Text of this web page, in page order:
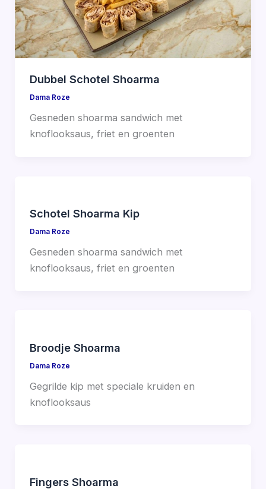
Dubbel Schotel Shoarma
Dama Roze
Gesneden shoarma sandwich met
knoflooksaus, friet en groenten
Schotel Shoarma Kip
Dama Roze
Gesneden shoarma sandwich met
knoflooksaus, friet en groenten
Broodje Shoarma
Dama Roze
Gegrilde kip met speciale kruiden en
knoflooksaus
Fingers Shoarma